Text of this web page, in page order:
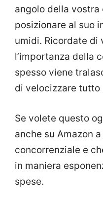
angolo della vostra
posizionare al suo
umidi. Ricordate di
l’importanza della
spesso viene
di velocizzare tutto
Se volete questo
anche su Amazon
concorrenziale e
in maniera
spese.